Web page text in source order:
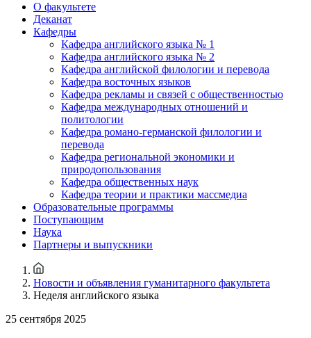
О факультете
Деканат
Кафедры
Кафедра английского языка № 1
Кафедра английского языка № 2
Кафедра английской филологии и перевода
Кафедра восточных языков
Кафедра рекламы и связей с общественностью
Кафедра международных отношений и
политологии
Кафедра романо-германской филологии и
перевода
Кафедра региональной экономики и
природопользования
Кафедра общественных наук
Кафедра теории и практики массмедиа
Образовательные программы
Поступающим
Наука
Партнеры и выпускники
Новости и объявления гуманитарного факультета
Неделя английского языка
25 сентября 2025